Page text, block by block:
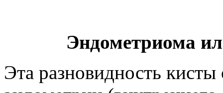
Эндометриома
Эта разновидность кисты